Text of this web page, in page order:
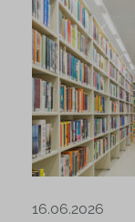
16.06.2026